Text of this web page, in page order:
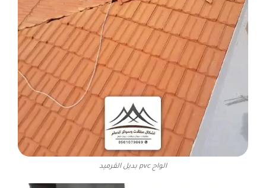
الواح pvc بديل القرميد